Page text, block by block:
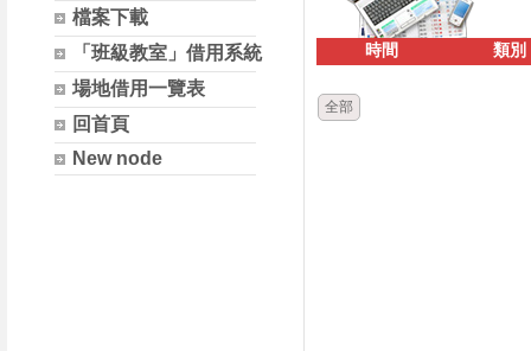
檔案下載
「班級教室」借用系統
場地借用一覽表
回首頁
New node
時間 類別
全部